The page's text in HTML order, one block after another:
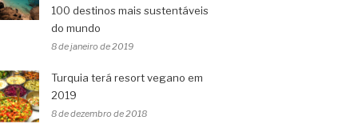
100 destinos mais sustentáveis
do mundo
8 de janeiro de 2019
Turquia terá resort vegano em
2019
8 de dezembro de 2018